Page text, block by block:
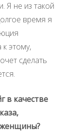
Я не из такой
время я
этому,
сделать
в качестве
женщины?